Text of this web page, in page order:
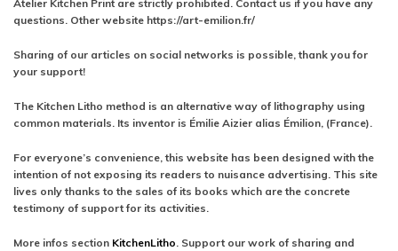
Atelier Kitchen Print are strictly prohibited. Contact us if you have any
questions. Other website https://art-emilion.fr/
Sharing of our articles on social networks is possible, thank you for
your support!
The Kitchen Litho method is an alternative way of lithography using
common materials. Its inventor is Émilie Aizier alias Émilion, (France).
For everyone’s convenience, this website has been designed with the
intention of not exposing its readers to nuisance advertising. This site
lives only thanks to the sales of its books which are the concrete
testimony of support for its activities.
More infos section KitchenLitho. Support our work of sharing and